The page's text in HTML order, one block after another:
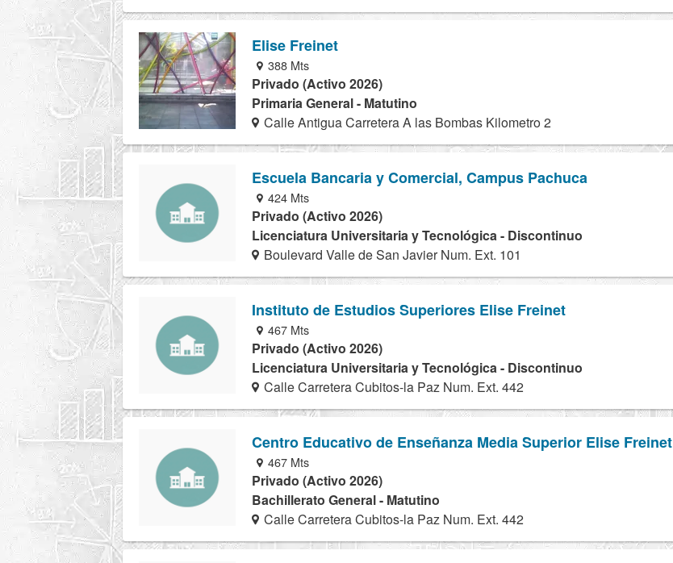
Elise Freinet
388 Mts
Privado (Activo 2026)
Primaria General - Matutino
Calle Antigua Carretera A las Bombas Kilometro 2
Escuela Bancaria y Comercial, Campus Pachuca
424 Mts
Privado (Activo 2026)
Licenciatura Universitaria y Tecnológica - Discontinuo
Boulevard Valle de San Javier Num. Ext. 101
Instituto de Estudios Superiores Elise Freinet
467 Mts
Privado (Activo 2026)
Licenciatura Universitaria y Tecnológica - Discontinuo
Calle Carretera Cubitos-la Paz Num. Ext. 442
Centro Educativo de Enseñanza Media Superior Elise Freinet
467 Mts
Privado (Activo 2026)
Bachillerato General - Matutino
Calle Carretera Cubitos-la Paz Num. Ext. 442